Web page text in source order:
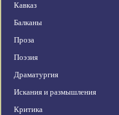
Кавказ
Балканы
Проза
Поэзия
Драматургия
Искания и размышления
Критика